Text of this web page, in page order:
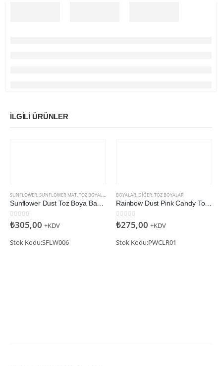
İLGILI ÜRÜNLER
SUNFLOWER,SUNFLOWER MAT,TOZ BOYALAR
Sunflower Dust Toz Boya Bayberry (Mat)
05 üzerinden
₺305,00 +KDV
Stok Kodu:SFLW006
BOYALAR, DIĞER,TOZ BOYALAR
Rainbow Dust Pink Candy Toz Boya
05 üzerinden
₺275,00 +KDV
Stok Kodu:PWCLR01